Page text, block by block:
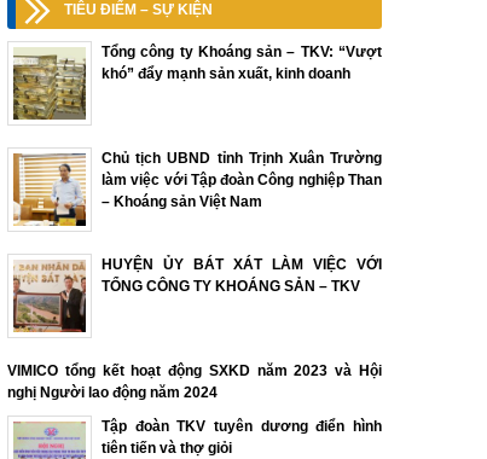
TIÊU ĐIỂM – SỰ KIỆN
Tổng công ty Khoáng sản – TKV: “Vượt
khó” đẩy mạnh sản xuất, kinh doanh
Chủ tịch UBND tỉnh Trịnh Xuân Trường
làm việc với Tập đoàn Công nghiệp Than
– Khoáng sản Việt Nam
HUYỆN ỦY BÁT XÁT LÀM VIỆC VỚI
TỔNG CÔNG TY KHOÁNG SẢN – TKV
VIMICO tổng kết hoạt động SXKD năm 2023 và Hội
nghị Người lao động năm 2024
Tập đoàn TKV tuyên dương điển hình
tiên tiến và thợ giỏi